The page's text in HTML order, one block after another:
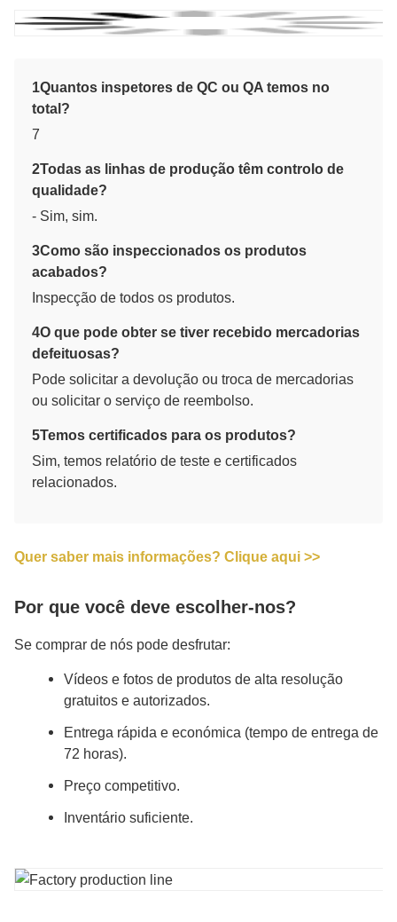
1Quantos inspetores de QC ou QA temos no
total?
7
2Todas as linhas de produção têm controlo de
qualidade?
- Sim, sim.
3Como são inspeccionados os produtos
acabados?
Inspecção de todos os produtos.
4O que pode obter se tiver recebido mercadorias
defeituosas?
Pode solicitar a devolução ou troca de mercadorias
ou solicitar o serviço de reembolso.
5Temos certificados para os produtos?
Sim, temos relatório de teste e certificados
relacionados.
Quer saber mais informações? Clique aqui >>
Por que você deve escolher-nos?
Se comprar de nós pode desfrutar:
Vídeos e fotos de produtos de alta resolução
gratuitos e autorizados.
Entrega rápida e económica (tempo de entrega de
72 horas).
Preço competitivo.
Inventário suficiente.